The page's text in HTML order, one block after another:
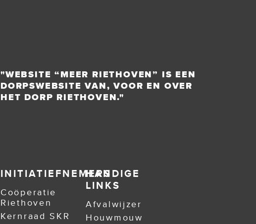
"WEBSITE “MEER RIETHOVEN” IS EEN
DORPSWEBSITE VAN, VOOR EN OVER
HET DORP RIETHOVEN."
INITIATIEFNEMERS
Coöperatie
Riethoven
Kernraad SKR
HANDIGE
LINKS
Afvalwijzer
Houwmouw